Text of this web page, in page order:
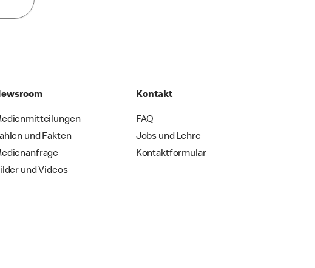
und Fakten
und Videos
Kontakt
FAQ
Jobs und Lehre
Kontaktformular